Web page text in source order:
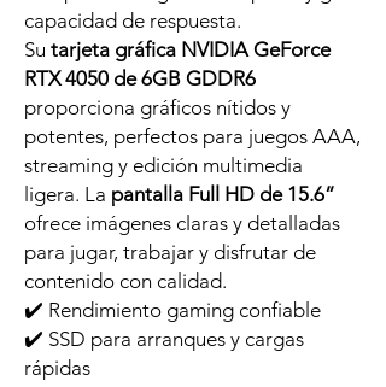
capacidad de respuesta.
Su tarjeta gráfica NVIDIA GeForce
RTX 4050 de 6GB GDDR6
proporciona gráficos nítidos y
potentes, perfectos para juegos AAA,
streaming y edición multimedia
ligera. La pantalla Full HD de 15.6”
ofrece imágenes claras y detalladas
para jugar, trabajar y disfrutar de
contenido con calidad.
✔️ Rendimiento gaming confiable
✔️ SSD para arranques y cargas
rápidas